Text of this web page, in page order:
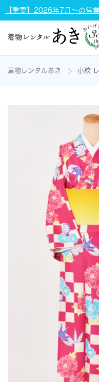
【重要】2026年7月～の営
着物レンタルあき 小紋